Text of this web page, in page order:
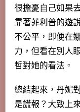
很擔憂自己如果
靠著菲利普的遊
不公平，即便在
力，但看在別人
哲對她的看法。
總結起來，丹妮
是謊報？大致上